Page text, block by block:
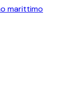
marittimo